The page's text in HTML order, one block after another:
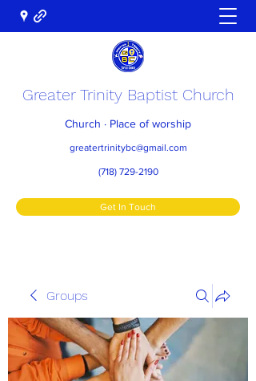
Greater Trinity Baptist Church
Church · Place of worship
greatertrinitybc@gmail.com
(718) 729-2190
Get In Touch
Groups